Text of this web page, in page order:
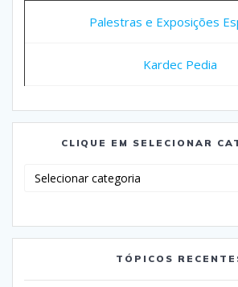
Palestras e Exposições
Kardec Pedia
CLIQUE EM SELECIONAR
TÓPICOS